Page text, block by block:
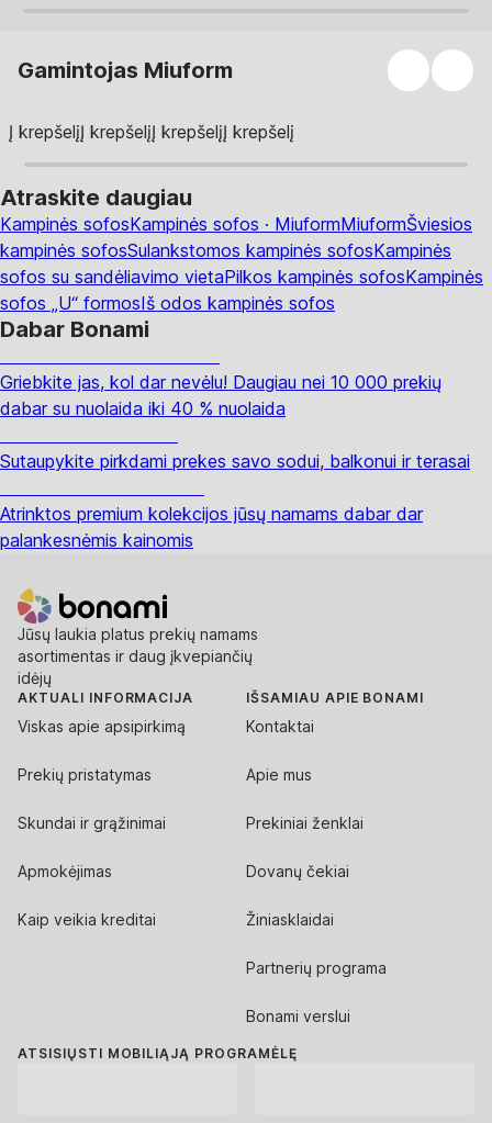
Gamintojas Miuform
Į krepšelįĮ krepšelįĮ krepšelįĮ krepšelį
Atraskite daugiau
Kampinės sofosKampinės sofos · MiuformMiuformŠviesios
kampinės sofosSulankstomos kampinės sofosKampinės
sofos su sandėliavimo vietaPilkos kampinės sofosKampinės
sofos „U“ formosIš odos kampinės sofos
Dabar Bonami
Griebkite jas, kol dar nevėlu! Daugiau nei 10 000 prekių
dabar su nuolaida iki 40 % nuolaida
Sutaupykite pirkdami prekes savo sodui, balkonui ir terasai
Atrinktos premium kolekcijos jūsų namams dabar dar
palankesnėmis kainomis
Jūsų laukia platus prekių namams
asortimentas ir daug įkvepiančių
idėjų
AKTUALI INFORMACIJA
Viskas apie apsipirkimą
Prekių pristatymas
Skundai ir grąžinimai
Apmokėjimas
Kaip veikia kreditai
IŠSAMIAU APIE BONAMI
Kontaktai
Apie mus
Prekiniai ženklai
Dovanų čekiai
Žiniasklaidai
Partnerių programa
Bonami verslui
ATSISIŲSTI MOBILIĄJĄ PROGRAMĖLĘ